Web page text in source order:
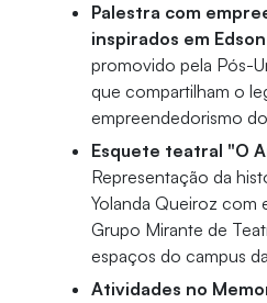
Palestra com
inspirados em
promovido pela Pós-
que compartilham o
empreendedorismo
Esquete teatral "O
Representação da
Yolanda Queiroz com
Grupo Mirante de
espaços do campus
Atividades no